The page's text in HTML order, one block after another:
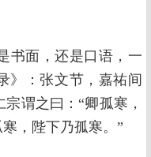
书面，还是口语，一
》：张文节，嘉祐间
谓之曰：“卿孤寒，
，陛下乃孤寒。”